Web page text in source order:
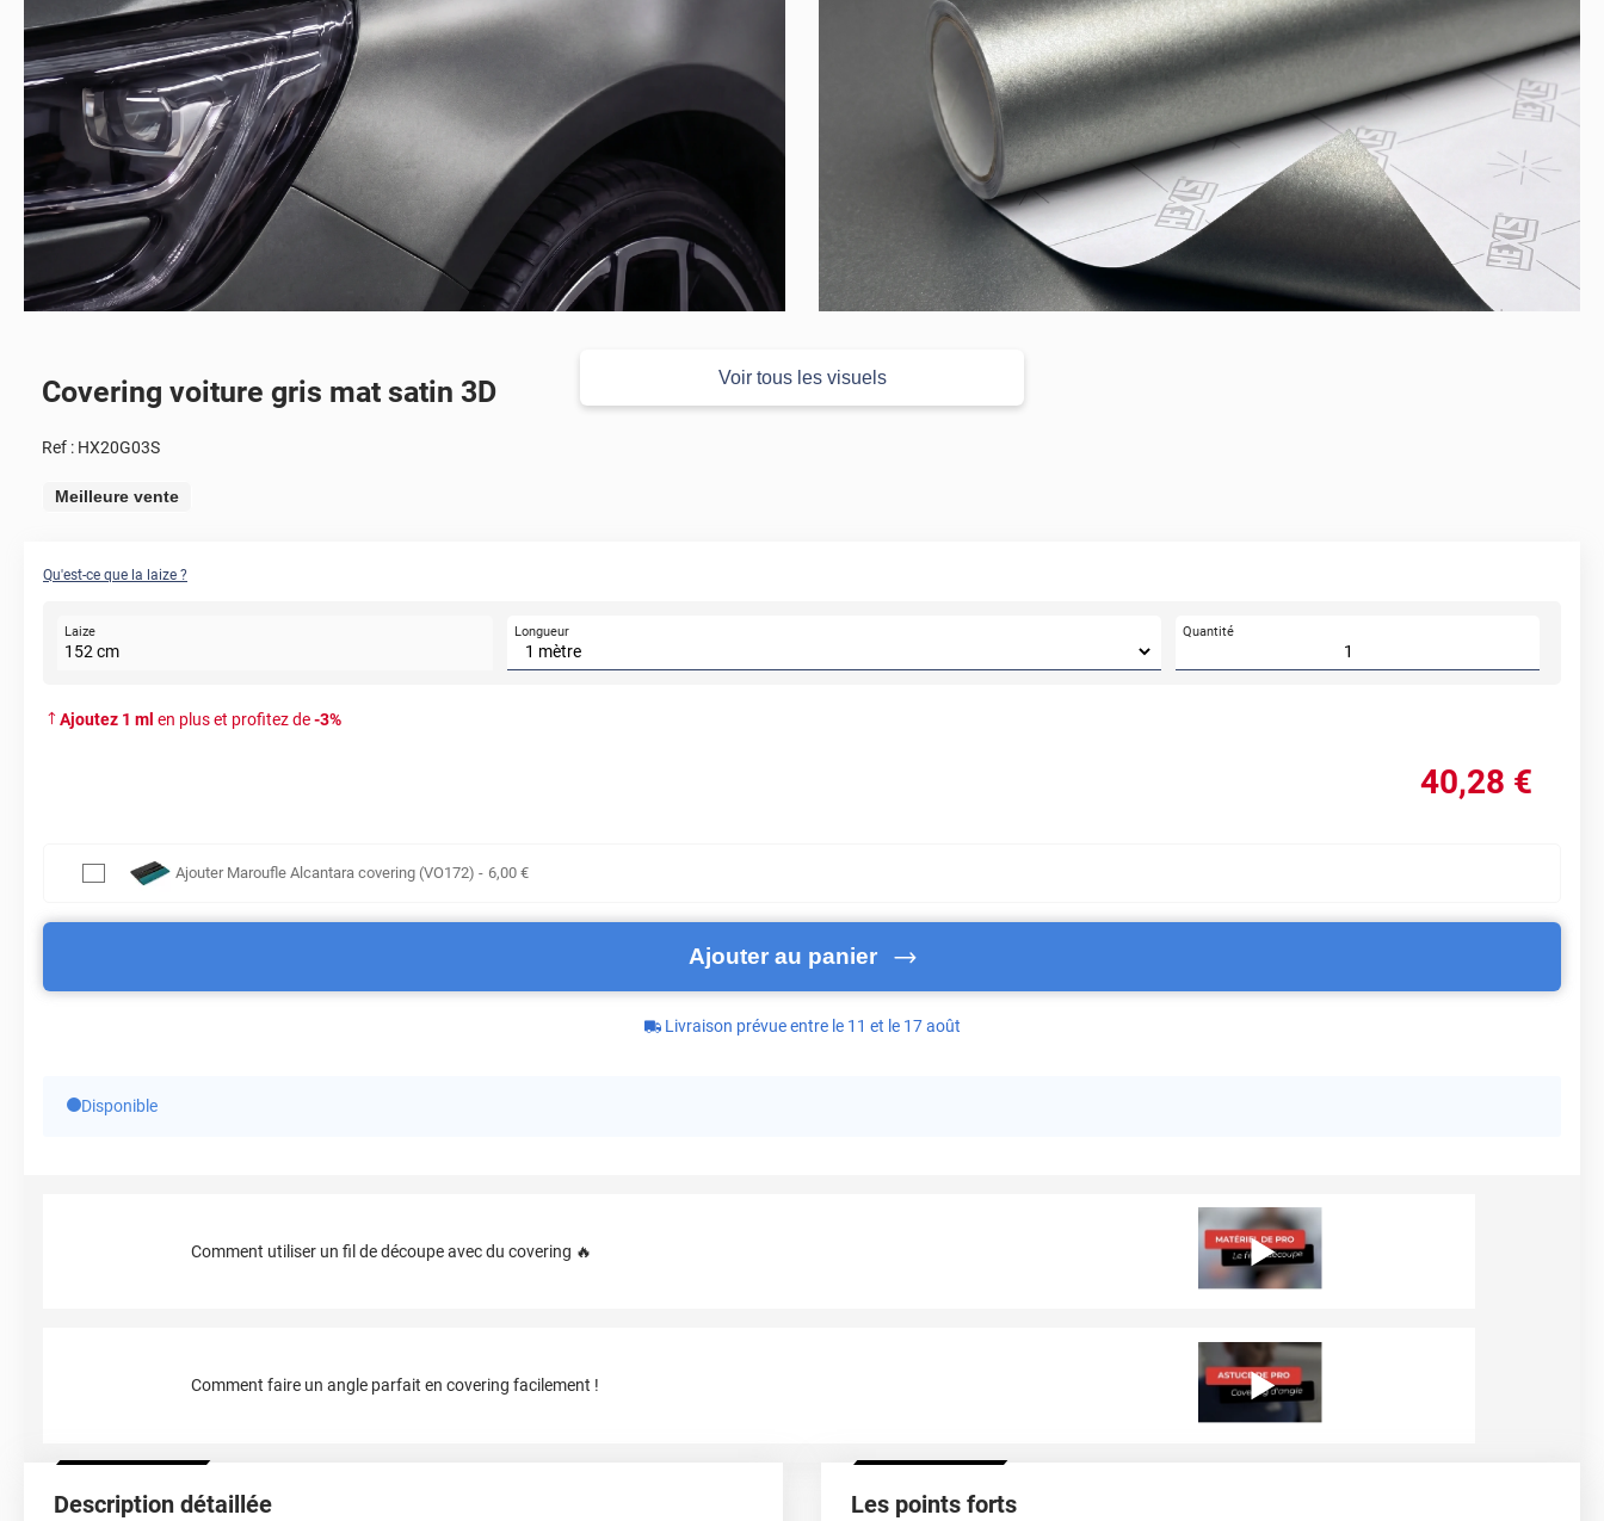
Voir tous les visuels
Covering voiture gris mat satin 3D
Ref : HX20G03S
Meilleure vente
Qu'est-ce que la laize ?
Laize
152 cm
Longueur Quantité
Ajoutez 1 ml en plus et profitez de-3%
40,28 €
Ajouter Maroufle Alcantara covering (VO172) - 6,00 €
Ajouter au panier
Livraison prévue entre le 11 et le 17 août
Disponible
Comment utiliser un fil de découpe avec du covering 🔥
Comment faire un angle parfait en covering facilement !
Description détaillée Les points forts